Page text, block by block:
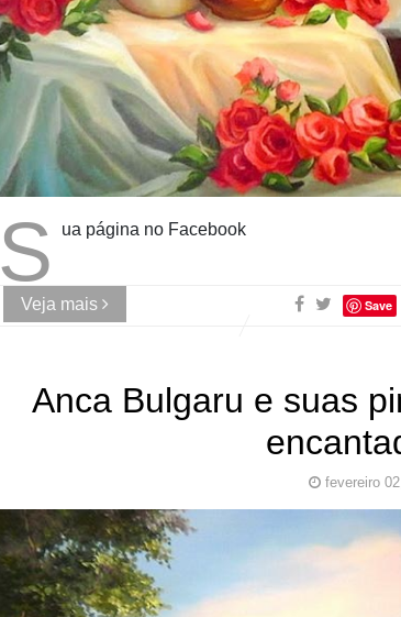
S ua página no Facebook
Veja mais Save
Anca Bulgaru e suas
fevereiro
Anca Bulgaru Flores Paisagem